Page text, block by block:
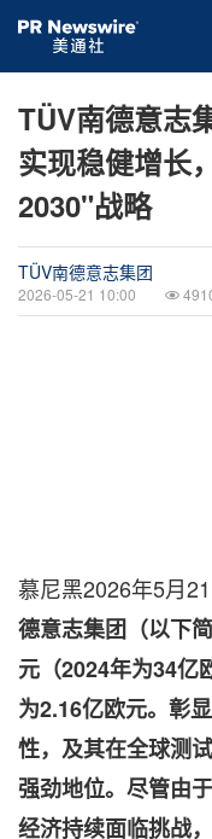
TÜV南德意志
实现稳健增长
2030"战略
TÜV南德意志集团
2026-05-21 10:00
慕尼黑2026年5月
德意志集团（以下
元（2024年为34亿
为2.16亿欧元。彰
性，及其在全球测
强劲地位。尽管由
经济持续面临挑战